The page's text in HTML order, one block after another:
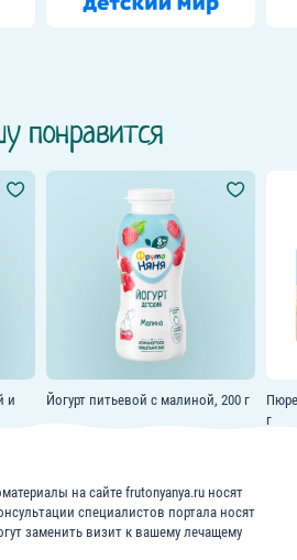
понравится
и
Йогурт питьевой с малиной, 200 г
г
на сайте frutonyanya.ru носят
специалистов портала носят
заменить визит к вашему лечащему